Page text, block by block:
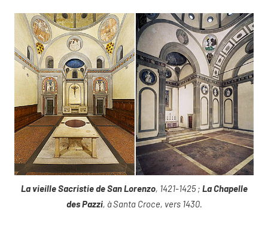
La vieille Sacristie de San Lorenzo, 1421-1425 ; La Chapelle
des Pazzi, à Santa Croce, vers 1430.